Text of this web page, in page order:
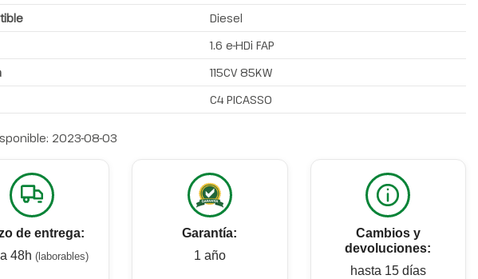
Diesel
1.6 e-HDi FAP
115CV 85KW
C4 PICASSO
2023-08-03
de entrega:
48h (laborables)
Garantía:
1 año
Cambios y
devoluciones:
hasta 15 días